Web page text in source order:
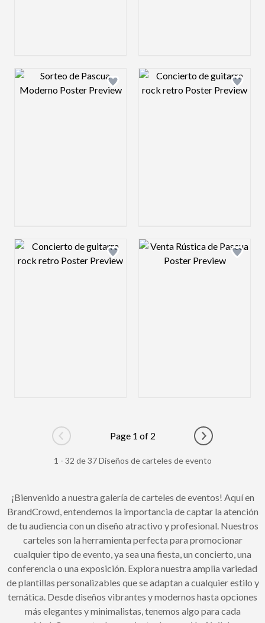
Design preview image Design preview
Design preview image Design preview
Go to previous page
Page 1 of 2
Go to next
1 - 32 de 37 Diseños de carteles de evento
¡Bienvenido a nuestra galería de carteles de eventos! Aquí en
BrandCrowd, entendemos la importancia de captar la atención
de tu audiencia con un diseño atractivo y profesional. Nuestros
carteles son la herramienta perfecta para promocionar
cualquier tipo de evento, ya sea una fiesta, un concierto, una
conferencia o una exposición. Explora nuestra amplia variedad
de plantillas personalizables que se adaptan a cualquier estilo y
temática. Desde diseños vibrantes y modernos hasta opciones
más elegantes y minimalistas, tenemos algo para cada